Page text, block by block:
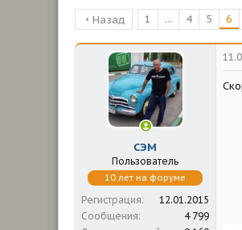
т
о
р
т
т
н
а
ч
а
л
а
Назад 1 ... 4 5 6
СЭМ
Пользователь
10 лет на форуме
Регистрация
12.01.2015
Сообщения
4 799